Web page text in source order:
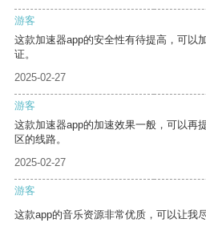
游客
这款加速器app的安全性有待提高，可以
证。
2025-02-27
游客
这款加速器app的加速效果一般，可以再
区的线路。
2025-02-27
游客
这款app的音乐资源非常优质，可以让我